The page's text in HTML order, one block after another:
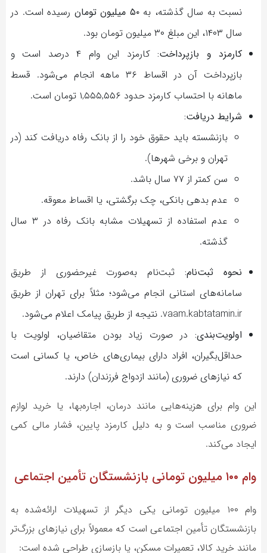
نسبت به سال گذشته، به۵۰ میلیون تومان
رسیده است. در
سال ۱۴۰۳، این مبلغ ۳۰ میلیون تومان بود.
کارمزد و بازپرداخت:
کارمزد این وام ۴ درصد است و
بازپرداخت آن در اقساط ۳۶ ماهه انجام می‌شود. قسط
ماهانه با احتساب کارمزد حدود ۱,۵۵۵,۵۵۶ تومان است.
شرایط دریافت:
بازنشسته باید حقوق خود را از بانک رفاه دریافت کند (در
تهران و برخی شهرها).
سن کمتر از ۷۷ سال باشد.
عدم بدهی بانکی، چک برگشتی، یا اقساط معوقه.
عدم استفاده از تسهیلات مشابه بانک رفاه در ۳ سال
گذشته.
نحوه ثبت‌نام:ثبت‌نام به‌صورت غیرحضوری از طریق
سامانه‌های استانی انجام می‌شود؛ مثلاً برای تهران از طریق
vaam.kabtatamin.ir. نتیجه از طریق پیامک اعلام می‌شود.
اولویت‌بندی: در صورت زیاد بودن متقاضیان، اولویت با
حداقل‌بگیران، افراد دارای بیماری‌های خاص، یا کسانی است
که نیازهای ضروری (مانند ازدواج فرزندان) دارند.
این وام برای هزینه‌هایی مانند درمان، اجاره‌بها، یا خرید لوازم
ضروری مناسب است و به دلیل کارمزد پایین، فشار مالی کمی
ایجاد می‌کند.
وام ۱۰۰ میلیون تومانی بازنشستگان تأمین اجتماعی
وام ۱۰۰ میلیون تومانی یکی دیگر از تسهیلات ارائه‌شده به
بازنشستگان تأمین اجتماعی است که معمولاً برای نیازهای بزرگ‌تر
مانند خرید کالا، تعمیرات مسکن، یا بازسازی طراحی شده است: